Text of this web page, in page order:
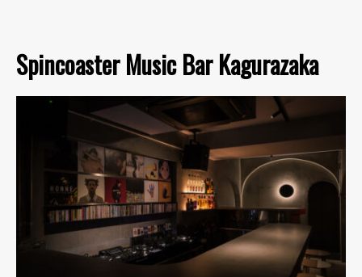
Spincoaster Music Bar Kagurazaka